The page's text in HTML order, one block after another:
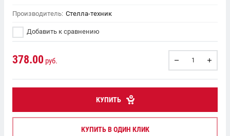
Производитель: Стелла-техник
Добавить к сравнению
378.00 руб.
КУПИТЬ
КУПИТЬ В ОДИН КЛИК